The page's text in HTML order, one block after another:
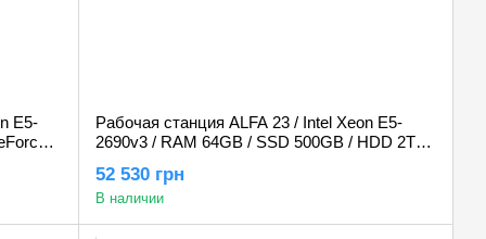
E5-
Рабочая станция ALFA 23 / Intel Xeon E5-
2690v3 / RAM 64GB / SSD 500GB / HDD 2TB /
52 530 грн
В наличии